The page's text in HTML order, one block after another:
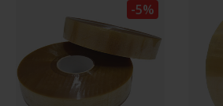
-5%